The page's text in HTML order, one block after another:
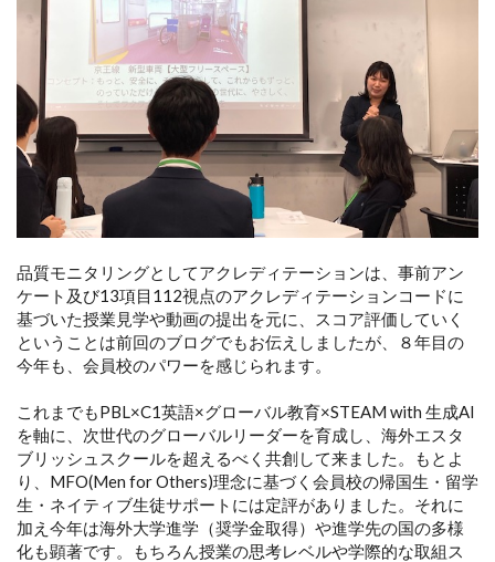
品質モニタリングとしてアクレディテーションは、事前アン
ケート及び13項目112視点のアクレディテーションコードに
基づいた授業見学や動画の提出を元に、スコア評価していく
ということは前回のブログでもお伝えしましたが、８年目の
今年も、会員校のパワーを感じられます。
これまでもPBL×C1英語×グローバル教育×STEAM with 生成AI
を軸に、次世代のグローバルリーダーを育成し、海外エスタ
ブリッシュスクールを超えるべく共創して来ました。もとよ
り、MFO(Men for Others)理念に基づく会員校の帰国生・留学
生・ネイティブ生徒サポートには定評がありました。それに
加え今年は海外大学進学（奨学金取得）や進学先の国の多様
化も顕著です。もちろん授業の思考レベルや学際的な取組ス